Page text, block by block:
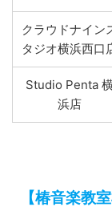
クラウドナイン
タジオ横浜西口
Studio Penta
浜店
【椿音楽教